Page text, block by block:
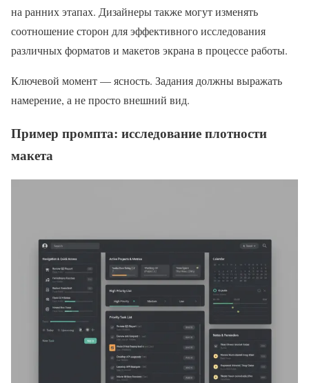
на ранних этапах. Дизайнеры также могут изменять
соотношение сторон для эффективного исследования
различных форматов и макетов экрана в процессе работы.
Ключевой момент — ясность. Задания должны выражать
намерение, а не просто внешний вид.
Пример промпта: исследование плотности
макета